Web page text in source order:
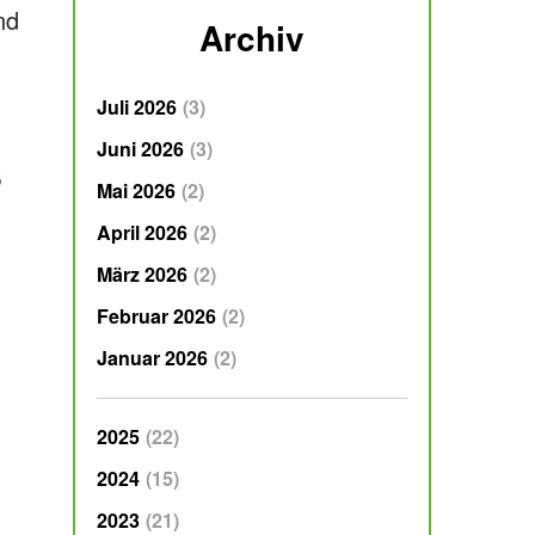
Archiv
Juli 2026 3
Juni 2026 3
Mai 2026 2
April 2026 2
März 2026 2
Februar 2026 2
Januar 2026 2
2025 22
2024 15
2023 21